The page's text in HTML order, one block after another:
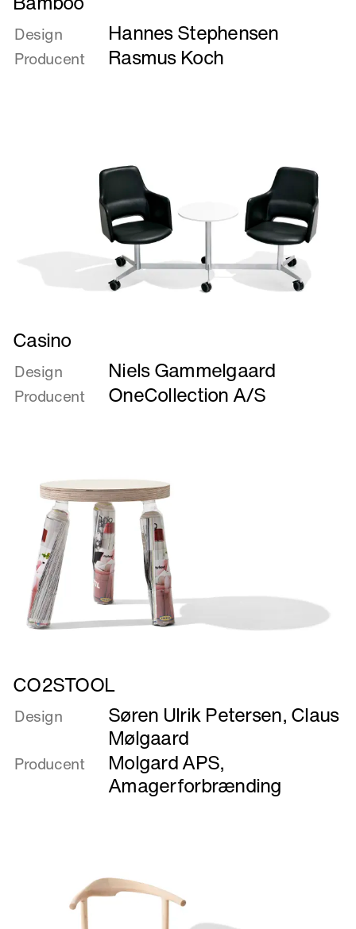
mere
om
Bamboo
Design Hannes Stephensen
Producent Rasmus Koch
Læs
mere
om
Casino
Casino
Design Niels Gammelgaard
Producent OneCollection A/S
Læs
mere
om
CO2STOOL
Design Søren Ulrik Petersen,Claus
Mølgaard
Producent Molgard APS,
Amagerforbrænding